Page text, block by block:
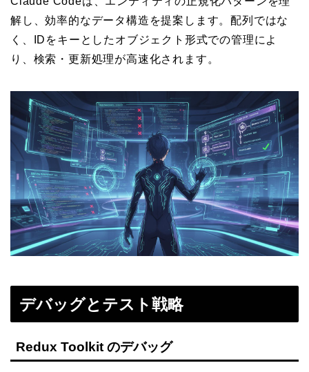
解し、効率的なデータ構造を提案します。配列ではな
く、IDをキーとしたオブジェクト形式での管理によ
り、検索・更新処理が高速化されます。
デバッグとテスト戦略
Redux Toolkit のデバッグ